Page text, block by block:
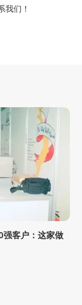
我们 ！
强客户：这家做